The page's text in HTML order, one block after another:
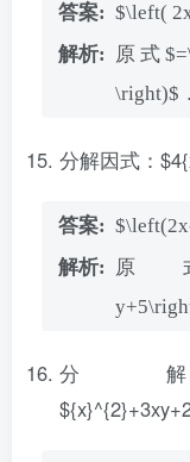
$\left(
原式
\right)$．
分解因式：
原式
分